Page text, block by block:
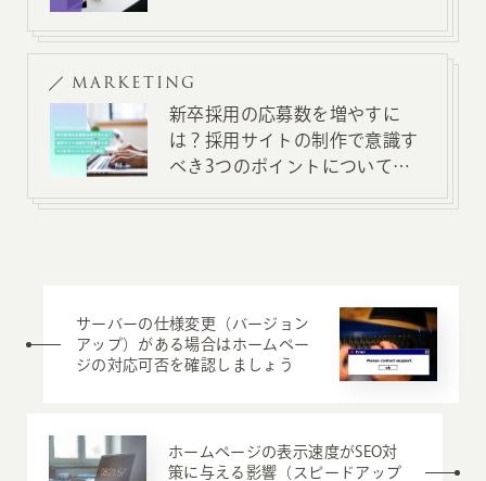
MARKETING
新卒採用の応募数を増やすに
は？採用サイトの制作で意識す
べき3つのポイントについて解
サーバーの仕様変更（バージョン
アップ）がある場合はホームペー
ジの対応可否を確認しましょう
ホームページの表示速度がSEO対
策に与える影響（スピードアップ